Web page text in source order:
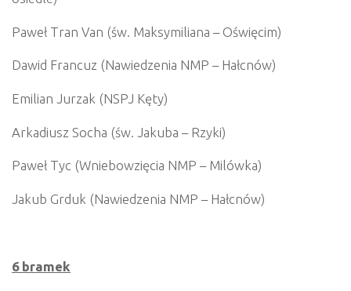
Paweł Tran Van (św. Maksymiliana – Oświęcim)
Dawid Francuz (Nawiedzenia NMP – Hałcnów)
Emilian Jurzak (NSPJ Kęty)
Arkadiusz Socha (św. Jakuba – Rzyki)
Paweł Tyc (Wniebowzięcia NMP – Milówka)
Jakub Grduk (Nawiedzenia NMP – Hałcnów)
6 bramek